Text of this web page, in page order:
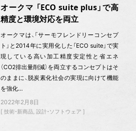
オークマ 「ECO suite plus」で高
精度と環境対応を両立
オークマは、「サーモフレンドリーコンセプ
ト」と2014年に実用化した「ECO suite」で実
現している高い加工精度安定性と省エネ
（CO2排出量削減）を両立するコンセプトはそ
のままに、脱炭素化社会の実現に向けて機能
を強化…
2022年2月8日
技術・新商品 設計・ソフトウェア